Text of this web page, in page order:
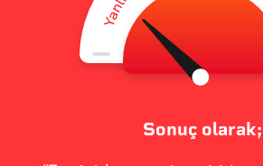
Sonuç olarak;